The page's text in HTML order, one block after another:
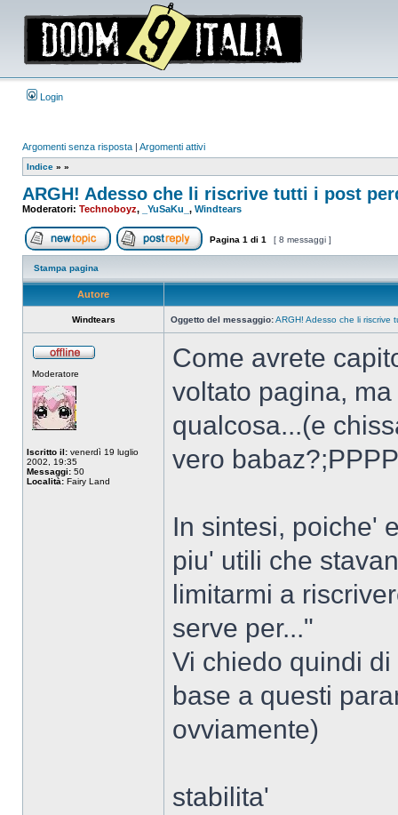
Login
Argomenti senza risposta | Argomenti attivi
Indice » »
ARGH! Adesso che li riscrive tutti i post
Moderatori: Technoboyz, _YuSaKu_ , Windtears
Apri un nuovo argomentoRispondi all’argomento
Pagina 1 di 1 [ 8 messaggi ]
Stampa pagina
Autore
Windtears Oggetto del messaggio:ARGH! Adesso che li riscrive
Moderatore
Iscritto il: venerdì 19 luglio
2002, 19:35
Messaggi: 50
Località: Fairy Land
Come avrete
voltato pagina,
qualcosa...(e
vero
In sintesi, poiche'
piu' utili che
limitarmi a
serve per..."
Vi chiedo quindi
base a questi
ovviamente)
stabilita'